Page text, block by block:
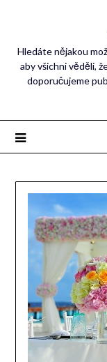
Hledáte nějakou
aby všichni věděli,
doporučujeme